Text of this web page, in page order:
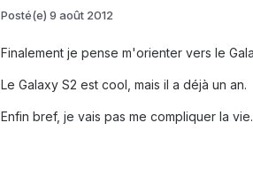
Posté(e) 9 août 2012
Finalement je pense m'orienter vers le
Le Galaxy S2 est cool, mais il a déjà un an.
Enfin bref, je vais pas me compliquer la